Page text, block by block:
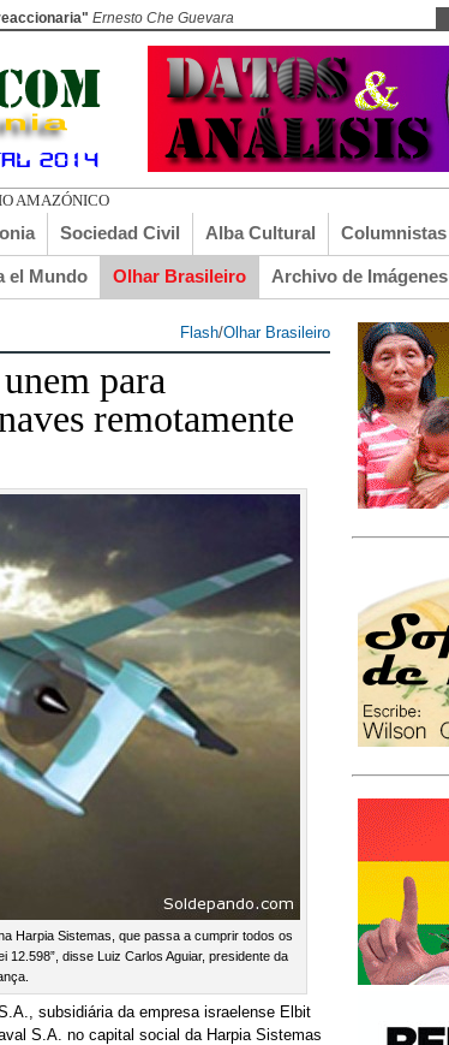
Ernesto Che Guevara
AMAZÓNICO
Sociedad Civil Alba Cultural Columnistas
el Mundo Olhar Brasileiro Archivo de Imágenes
Flash/Olhar Brasileiro
para
remotamente
Harpia Sistemas, que passa a cumprir todos os
disse Luiz Carlos Aguiar, presidente da
subsidiária da empresa israelense Elbit
S.A. no capital social da Harpia Sistemas